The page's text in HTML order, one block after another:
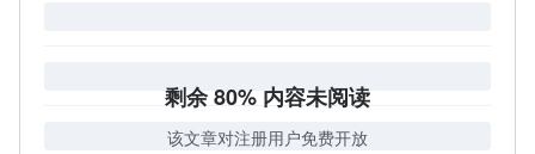
剩余 80% 内容未阅读
该文章对注册用户免费开放